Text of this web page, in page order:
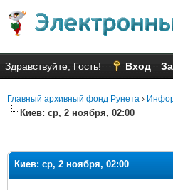
Здравствуйте, Гость! Вход
Главный архивный фонд Рунета ›
Киев: ср, 2 ноября, 02:00
Киев: ср, 2 ноября, 02:00